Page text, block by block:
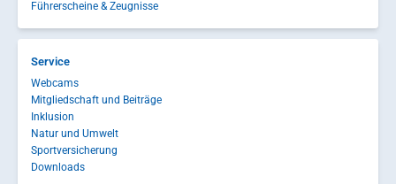
Führerscheine & Zeugnisse
Service
Webcams
Mitgliedschaft und Beiträge
Inklusion
Natur und Umwelt
Sportversicherung
Downloads